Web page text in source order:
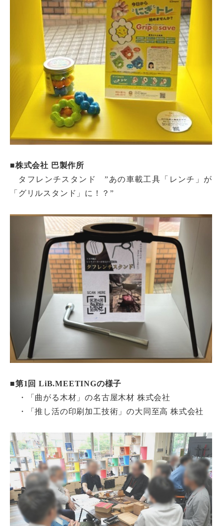
■株式会社 巴製作所
タフレンチスタンド ”あの車載工具「レンチ」が
「グリルスタンド」に！？”
■第1回 LiB.MEETINGの様子
・「曲がる木材」の名古屋木材 株式会社
・「推し活の印刷加工技術」の大同至高 株式会社